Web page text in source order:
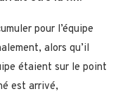
pour l’équipe
alors qu’il
étaient sur le point
est arrivé,